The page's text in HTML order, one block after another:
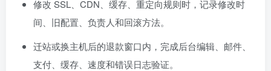
修改 SSL、CDN、缓存、重定向规则时，记录修改时
间、旧配置、负责人和回滚方法。
迁站或换主机后的退款窗口内，完成后台编辑、邮件、
支付、缓存、速度和错误日志验证。